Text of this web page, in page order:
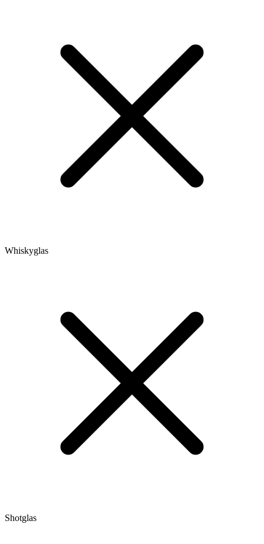
Whiskyglas
Shotglas